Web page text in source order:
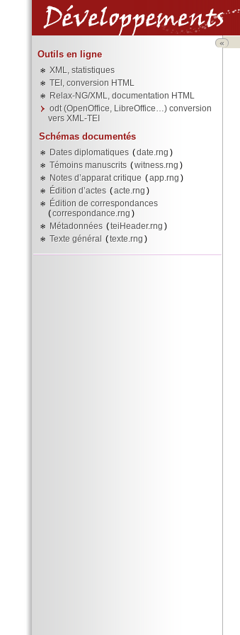
«
Outils en ligne
XML, statistiques
TEI, conversion HTML
Relax-NG/XML, documentation HTML
odt (OpenOffice, LibreOffice…) conversion
vers XML-TEI
Schémas documentés
Dates diplomatiques (date.rng )
Témoins manuscrits (witness.rng )
Notes d’apparat critique (app.rng )
Édition d’actes (acte.rng )
Édition de correspondances
(correspondance.rng )
Métadonnées (teiHeader.rng )
Texte général (texte.rng )